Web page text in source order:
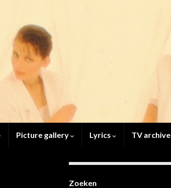
Picture gallery Lyrics TV archive
Zoeken